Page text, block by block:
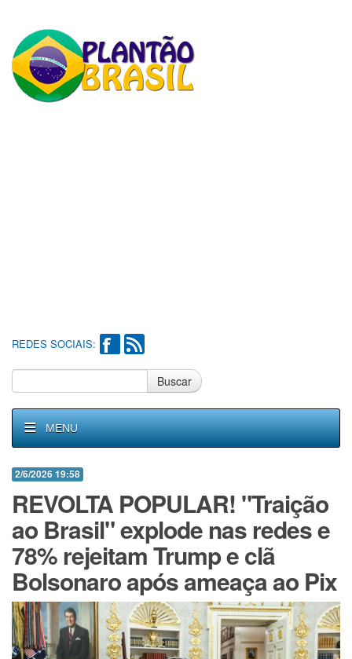
REDES SOCIAIS:
Buscar
MENU
2/6/2026 19:58
REVOLTA POPULAR! "Traição
ao Brasil" explode nas redes e
78% rejeitam Trump e clã
Bolsonaro após ameaça ao Pix